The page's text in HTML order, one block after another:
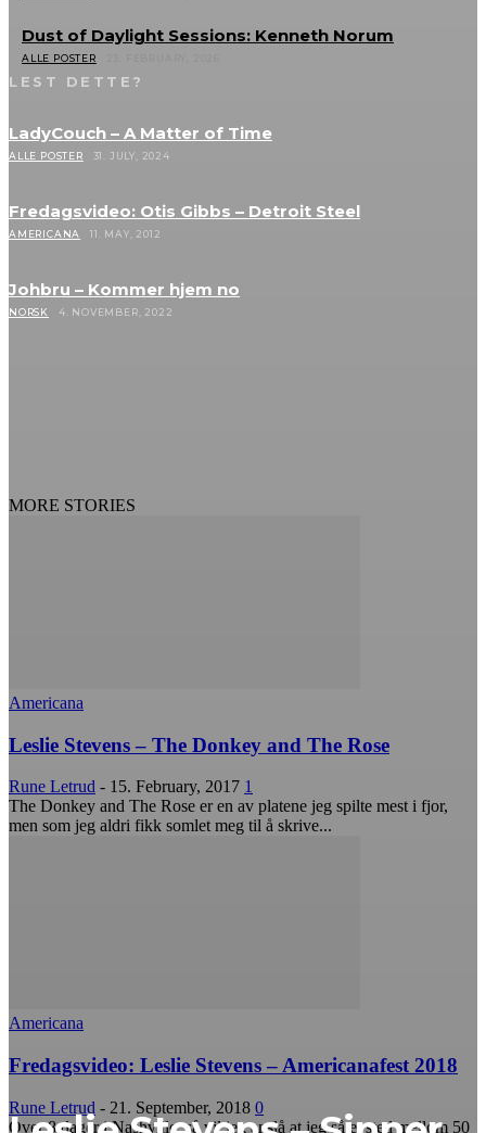
Dust of Daylight Sessions: Kenneth Norum
ALLE POSTER
LEST DETTE?
LadyCouch – A Matter of Time
ALLE POSTER 31. JULY, 2024
Fredagsvideo: Otis Gibbs – Detroit Steel
AMERICANA 11. MAY, 2012
Johbru – Kommer hjem no
NORSK 4. NOVEMBER, 2022
MORE STORIES
Americana
Leslie Stevens – The Donkey and The Rose
Rune Letrud - 15. February, 2017 1
The Donkey and The Rose er en av platene jeg spilte mest i fjor,
men som jeg aldri fikk somlet meg til å skrive...
Americana
Fredagsvideo: Leslie Stevens – Americanafest 2018
Rune Letrud - 21. September, 2018 0
Over 8 dager i Nashville, så vil jeg anslå at jeg så et sted mellom 50